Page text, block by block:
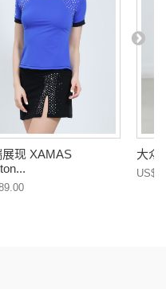
现 XAMAS
大众